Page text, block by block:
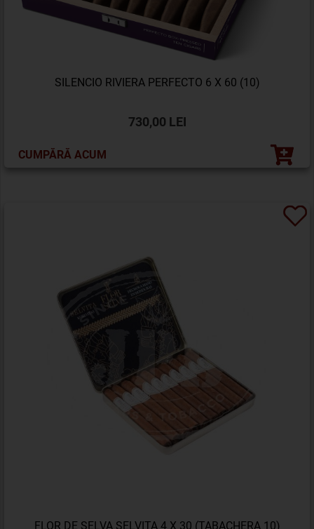
SILENCIO RIVIERA PERFECTO 6 X 60 (10)
730,00 LEI
CUMPĂRĂ ACUM
FLOR DE SELVA SELVITA 4 X 30 (TABACHERA 10)